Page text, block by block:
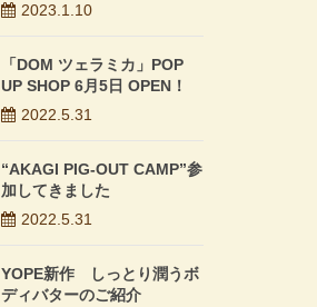
2023.1.10
「DOM ツェラミカ」POP
UP SHOP 6月5日 OPEN！
2022.5.31
“AKAGI PIG-OUT CAMP”参
加してきました
2022.5.31
YOPE新作 しっとり潤うボ
ディバターのご紹介